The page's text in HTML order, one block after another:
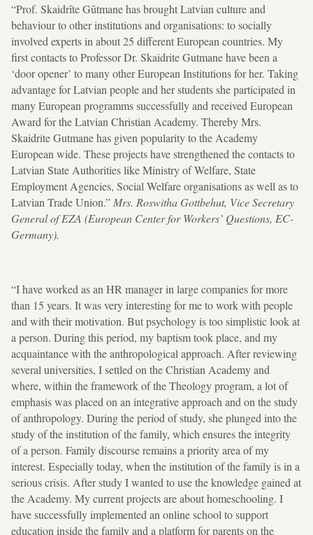
“Prof. Skaidrīte Gūtmane has brought Latvian culture and
behaviour to other institutions and organisations: to socially
involved experts in about 25 different European countries. My
first contacts to Professor Dr. Skaidrite Gutmane have been a
‘door opener’ to many other European Institutions for her. Taking
advantage for Latvian people and her students she participated in
many European programms successfully and received European
Award for the Latvian Christian Academy. Thereby Mrs.
Skaidrite Gutmane has given popularity to the Academy
European wide. These projects have strengthened the contacts to
Latvian State Authorities like Ministry of Welfare, State
Employment Agencies, Social Welfare organisations as well as to
Latvian Trade Union.” Mrs. Roswitha Gottbehut, Vice Secretary
General of EZA (European Center for Workers’ Questions, EC-
Germany).
“I have worked as an HR manager in large companies for more
than 15 years. It was very interesting for me to work with people
and with their motivation. But psychology is too simplistic look at
a person. During this period, my baptism took place, and my
acquaintance with the anthropological approach. After reviewing
several universities, I settled on the Christian Academy and
where, within the framework of the Theology program, a lot of
emphasis was placed on an integrative approach and on the study
of anthropology. During the period of study, she plunged into the
study of the institution of the family, which ensures the integrity
of a person. Family discourse remains a priority area of ​​my
interest. Especially today, when the institution of the family is in a
serious crisis. After study I wanted to use the knowledge gained at
the Academy. My current projects are about homeschooling. I
have successfully implemented an online school to support
education inside the family and a platform for parents on the